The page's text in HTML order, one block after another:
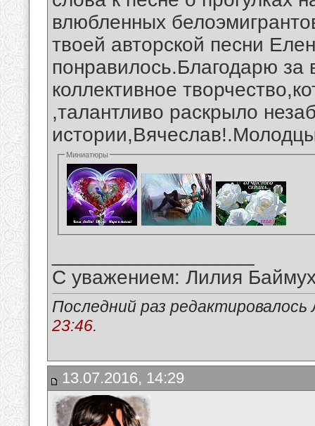
влюбленных
твоей авторской песни
понравилось.Благодарю
коллективное
,талантливо раскрыло
Миниатюры
С уважением: Лилия
Последний раз
23:46.
13.07.2016, 14:29